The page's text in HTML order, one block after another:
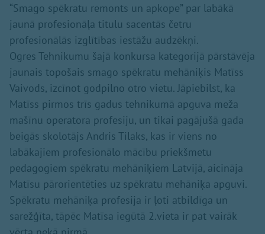
“Smago spēkratu remonts un apkope” par labākā
jaunā profesionāļa titulu sacentās četru
profesionālās izglītības iestāžu audzēkņi.
Ogres Tehnikumu šajā konkursa kategorijā pārstāvēja
jaunais topošais smago spēkratu mehāniķis Matīss
Vaivods, izcīnot godpilno otro vietu. Jāpiebilst, ka
Matīss pirmos trīs gadus tehnikumā apguva meža
mašīnu operatora profesiju, un tikai pagājušā gada
beigās skolotājs Andris Tilaks, kas ir viens no
labākajiem profesionālo mācību priekšmetu
pedagogiem spēkratu mehāniķiem Latvijā, aicināja
Matīsu pārorientēties uz spēkratu mehāniķa apguvi.
Spēkratu mehāniķa profesija ir ļoti atbildīga un
sarežģīta, tāpēc Matīsa iegūtā 2.vieta ir pat vairāk